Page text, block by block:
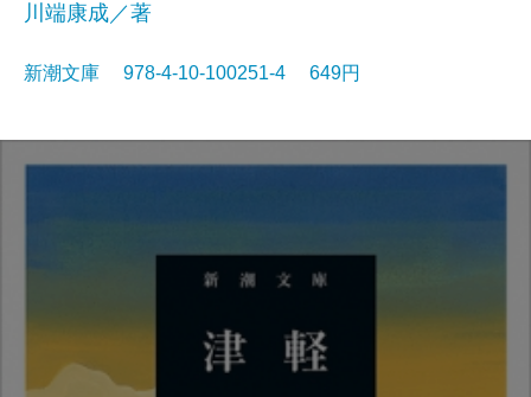
川端康成／著
新潮文庫 978-4-10-100251-4 649円